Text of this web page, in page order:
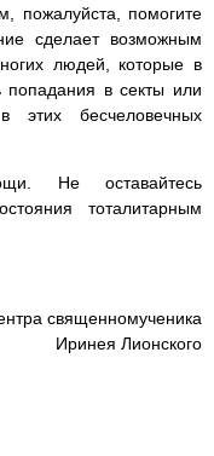
пожалуйста, помогите
сделает возможным
людей, которые в
в секты или
этих бесчеловечных
Не оставайтесь
тоталитарным
священномученика
Иринея Лионского